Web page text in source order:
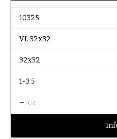
10325
VL 32x32
32x32
1-3.5
– KR